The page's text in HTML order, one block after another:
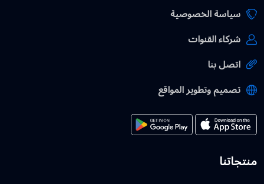
سياسة الخصوصية
شركاء القنوات
اتصل بنا
تصميم وتطوير المواقع
منتجاتنا